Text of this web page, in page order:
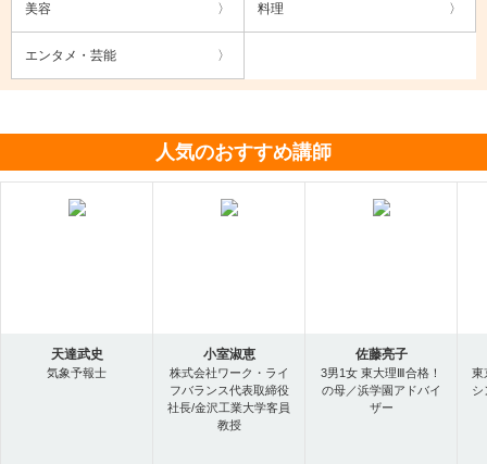
美容 料理
エンタメ・芸能
人気のおすすめ講師
天達武史
気象予報士
小室淑恵
株式会社ワーク・ライ
フバランス代表取締役
社長/金沢工業大学客員
教授
佐藤亮子
3男1女 東大理Ⅲ合格！
の母／浜学園アドバイ
ザー
東
シ